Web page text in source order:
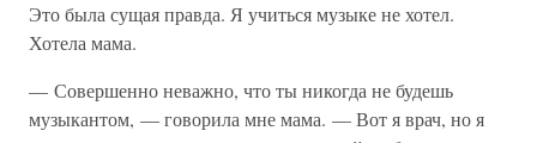
Это была сущая правда. Я учиться музыке не хотел.
Хотела мама.
— Совершенно неважно, что ты никогда не будешь
музыкантом, — говорила мне мама. — Вот я врач, но я